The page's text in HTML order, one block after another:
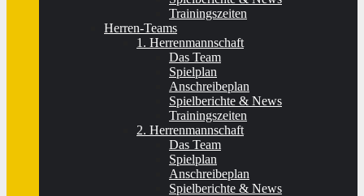
Trainingszeiten
Herren-Teams
1. Herrenmannschaft
Das Team
Spielplan
Anschreibeplan
Spielberichte & News
Trainingszeiten
2. Herrenmannschaft
Das Team
Spielplan
Anschreibeplan
Spielberichte & News